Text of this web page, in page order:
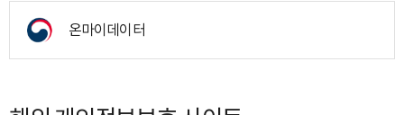
온마이데이터